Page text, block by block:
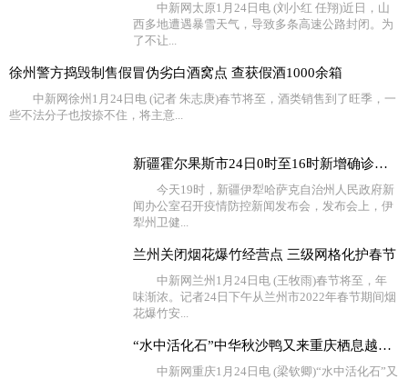
中新网太原1月24日电 (刘小红 任翔)近日，山
西多地遭遇暴雪天气，导致多条高速公路封闭。为
了不让...
徐州警方捣毁制售假冒伪劣白酒窝点 查获假酒1000余箱
中新网徐州1月24日电 (记者 朱志庚)春节将至，酒类销售到了旺季，一
些不法分子也按捺不住，将主意...
新疆霍尔果斯市24日0时至16时新增确诊病例4例 无症状感
今天19时，新疆伊犁哈萨克自治州人民政府新
闻办公室召开疫情防控新闻发布会，发布会上，伊
犁州卫健...
兰州关闭烟花爆竹经营点 三级网格化护春节
中新网兰州1月24日电 (王牧雨)春节将至，年
味渐浓。记者24日下午从兰州市2022年春节期间烟
花爆竹安...
“水中活化石”中华秋沙鸭又来重庆栖息越冬了
中新网重庆1月24日电 (梁钦卿)“水中活化石”又